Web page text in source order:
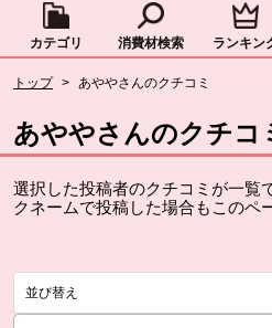
カテゴリ 消費材検索 ランキン
トップ > あややさんのクチコミ
あややさんのクチコ
選択した投稿者のクチコミが一覧
クネームで投稿した場合もこのペ
並び替え